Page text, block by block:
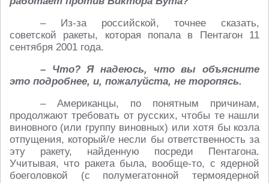
– Из-за российской, точнее сказать,
советской ракеты, которая попала в Пентагон 11
сентября 2001 года.
– Что? Я надеюсь, что вы объясните
это подробнее, и, пожалуйста, не торопясь.
– Американцы, по понятным причинам,
продолжают требовать от русских, чтобы те нашли
виновного (или группу виновных) или хотя бы козла
отпущения, который/е несли бы ответственность за
эту ракету, найденную посреди Пентагона.
Учитывая, что ракета была, вообще-то, с ядерной
боеголовкой (с полумегатонной термоядерной